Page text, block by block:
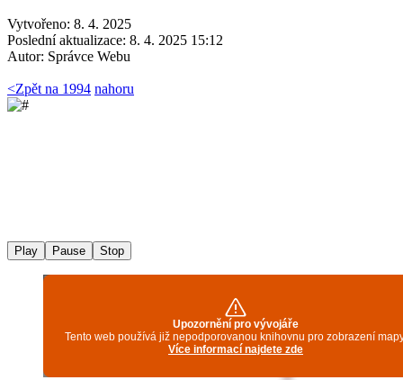
Vytvořeno: 8. 4. 2025
Poslední aktualizace: 8. 4. 2025 15:12
Autor: Správce Webu
<Zpět na 1994 nahoru
Play Pause Stop